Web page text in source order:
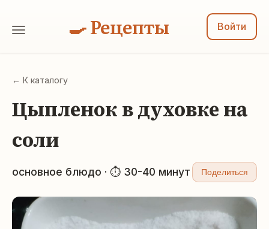
🍳 Рецепты Войти
← К каталогу
Цыпленок в духовке на
соли
основное блюдо · ⏱ 30-40 минут Поделиться